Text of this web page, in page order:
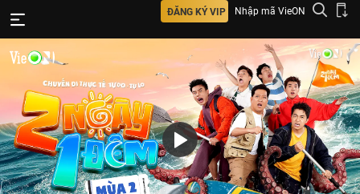
ĐĂNG KÝ VIP Nhập mã VieON